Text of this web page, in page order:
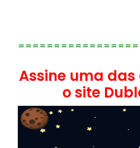
Assine uma
o site